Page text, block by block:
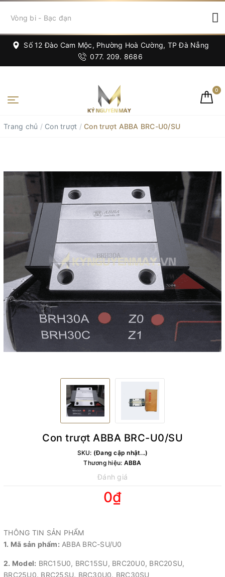
Số 12 Đào Cam Mộc, Phường Hoà Cường, TP Đà Nẵng
077. 209. 8686
0
Trang chủ / Con trượt / Con trượt ABBA BRC-U0/SU
Con trượt ABBA BRC-U0/SU
SKU: (Đang cập nhật...)
Thương hiệu: ABBA
Đánh giá
0₫
THÔNG TIN SẢN PHẨM
1. Mã sản phẩm: ABBA BRC-SU/U0
2. Model: BRC15U0, BRC15SU, BRC20U0, BRC20SU,
BRC25U0, BRC25SU, BRC30U0, BRC30SU